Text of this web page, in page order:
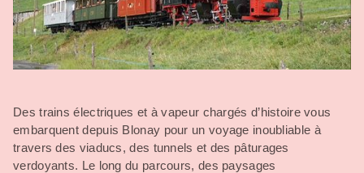
Des trains électriques et à vapeur chargés d’histoire vous
embarquent depuis Blonay pour un voyage inoubliable à
travers des viaducs, des tunnels et des pâturages
verdoyants. Le long du parcours, des paysages